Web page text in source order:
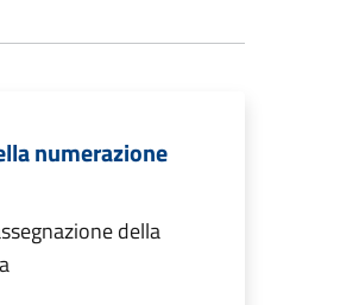
numerazione
della